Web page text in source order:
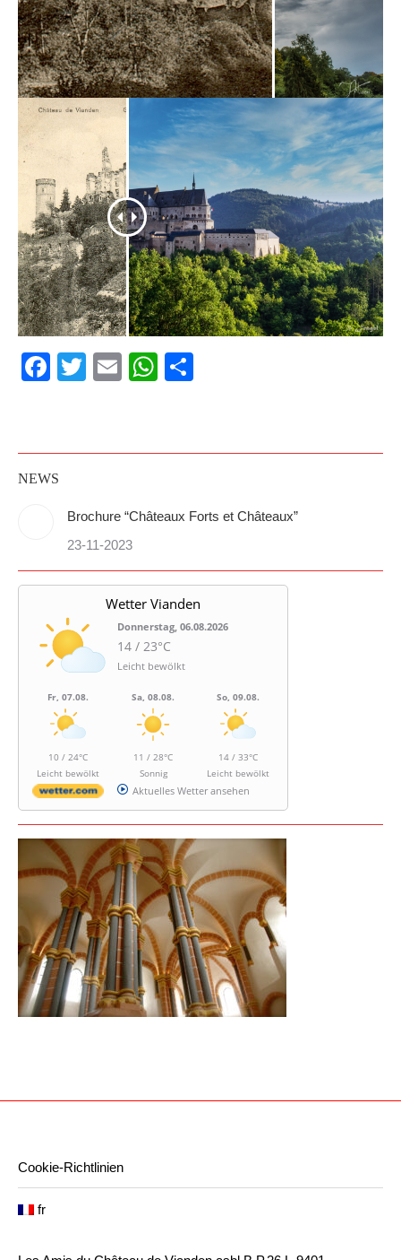
Facebook
Twitter
EmailWhatsApp
NEWS
Brochure “Châteaux Forts et Châteaux”
23-11-2023
Wetter Vianden
Donnerstag, 06.08.2026
14 / 23°C
Leicht bewölkt
Fr, 07.08.
10 / 24°C
Leicht bewölkt
Sa, 08.08.
11 / 28°C
Sonnig
So, 09.08.
14 / 33°C
Leicht bewölkt
Aktuelles Wetter ansehen
Cookie-Richtlinien
fr